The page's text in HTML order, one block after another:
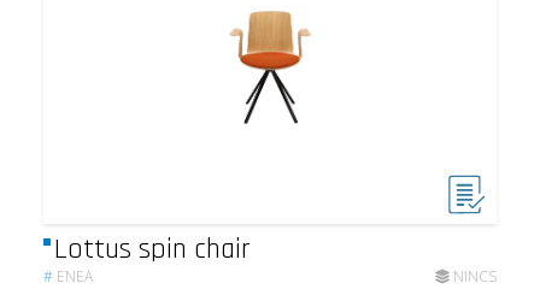
Lottus spin chair
# ENEA NINCS